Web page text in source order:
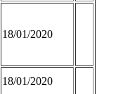
18/01/2020
18/01/2020